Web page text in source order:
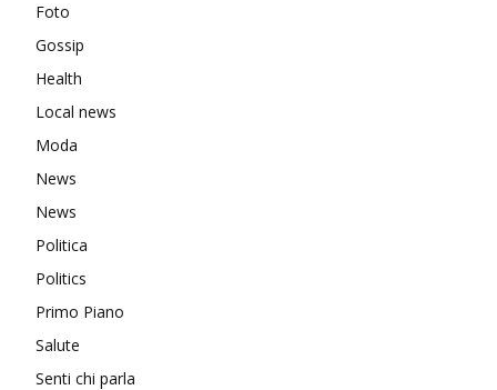
Foto
Gossip
Health
Local news
Moda
News
News
Politica
Politics
Primo Piano
Salute
Senti chi parla